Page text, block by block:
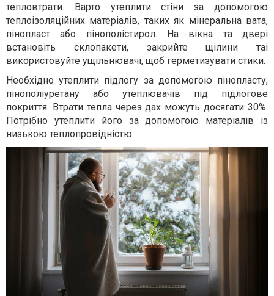
тепловтрати. Варто утеплити стіни за допомогою
теплоізоляційних матеріалів, таких як мінеральна вата,
пінопласт або пінополістирол. На вікна та двері
встановіть склопакети, закрийте щілини таі
використовуйте ущільнювачі, щоб герметизувати стики.
Необхідно утеплити підлогу за допомогою пінопласту,
пінополіуретану або утеплювачів під підлогове
покриття. Втрати тепла через дах можуть досягати 30%.
Потрібно утеплити його за допомогою матеріалів із
низькою теплопровідністю.